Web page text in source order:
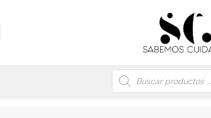
Búsqueda
de
productos